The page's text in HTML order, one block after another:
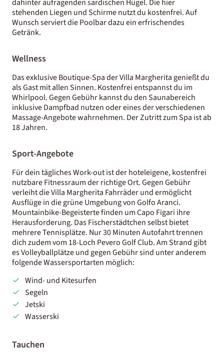
dahinter aufragenden sardischen Hügel. Die hier
stehenden Liegen und Schirme nutzt du kostenfrei. Auf
Wunsch serviert die Poolbar dazu ein erfrischendes
Getränk.
Wellness
Das exklusive Boutique-Spa der Villa Margherita genießt du
als Gast mit allen Sinnen. Kostenfrei entspannst du im
Whirlpool. Gegen Gebühr kannst du den Saunabereich
inklusive Dampfbad nutzen oder eines der verschiedenen
Massage-Angebote wahrnehmen. Der Zutritt zum Spa ist ab
18 Jahren.
Sport-Angebote
Für dein tägliches Work-out ist der hoteleigene, kostenfrei
nutzbare Fitnessraum der richtige Ort. Gegen Gebühr
verleiht die Villa Margherita Fahrräder und ermöglicht
Ausflüge in die grüne Umgebung von Golfo Aranci.
Mountainbike-Begeisterte finden um Capo Figari ihre
Herausforderung. Das Fischerstädtchen selbst bietet
mehrere Tennisplätze. Nur 30 Minuten Autofahrt trennen
dich zudem vom 18-Loch Pevero Golf Club. Am Strand gibt
es Volleyballplätze und gegen Gebühr sind unter anderem
folgende Wassersportarten möglich:
Wind- und Kitesurfen
Segeln
Jetski
Wasserski
Tauchen